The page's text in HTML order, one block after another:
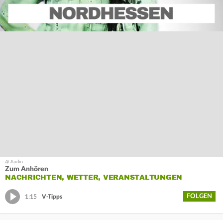
Zum Anhören
NACHRICHTEN, WETTER, VERANSTALTUNGEN
1:15 V-Tipps FOLGEN